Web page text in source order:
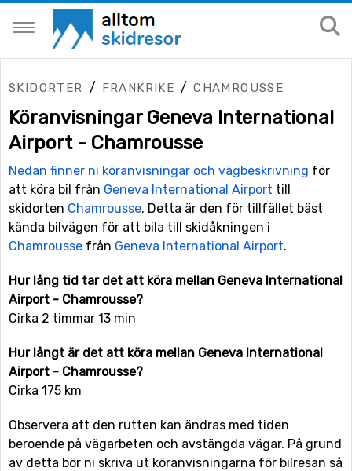
SKIDORTER / FRANKRIKE /CHAMROUSSE
Köranvisningar Geneva International
Airport - Chamrousse
Nedan finner ni köranvisningar och vägbeskrivning för
att köra bil från Geneva International Airport till
skidorten Chamrousse. Detta är den för tillfället bäst
kända bilvägen för att bila till skidåkningen i
Chamrousse från Geneva International Airport.
Hur lång tid tar det att köra mellan Geneva International
Airport - Chamrousse?
Cirka 2 timmar 13 min
Hur långt är det att köra mellan Geneva International
Airport - Chamrousse?
Cirka 175 km
Observera att den rutten kan ändras med tiden
beroende på vägarbeten och avstängda vägar. På grund
av detta bör ni skriva ut köranvisningarna för bilresan så